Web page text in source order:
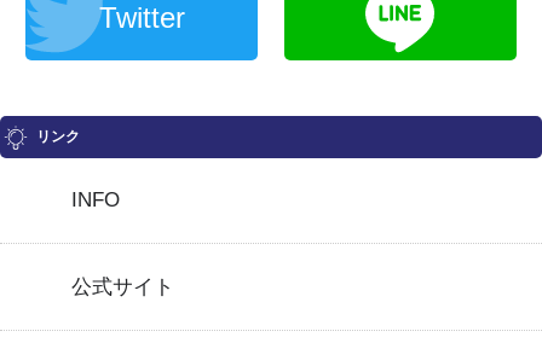
Twitter
リンク
INFO
公式サイト